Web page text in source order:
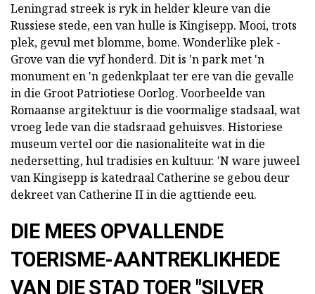
Leningrad streek is ryk in helder kleure van die
Russiese stede, een van hulle is Kingisepp. Mooi, trots
plek, gevul met blomme, bome. Wonderlike plek -
Grove van die vyf honderd. Dit is 'n park met 'n
monument en 'n gedenkplaat ter ere van die gevalle
in die Groot Patriotiese Oorlog. Voorbeelde van
Romaanse argitektuur is die voormalige stadsaal, wat
vroeg lede van die stadsraad gehuisves. Historiese
museum vertel oor die nasionaliteite wat in die
nedersetting, hul tradisies en kultuur. 'N ware juweel
van Kingisepp is katedraal Catherine se gebou deur
dekreet van Catherine II in die agttiende eeu.
DIE MEES OPVALLENDE
TOERISME-AANTREKLIKHEDE
VAN DIE STAD TOER "SILVER